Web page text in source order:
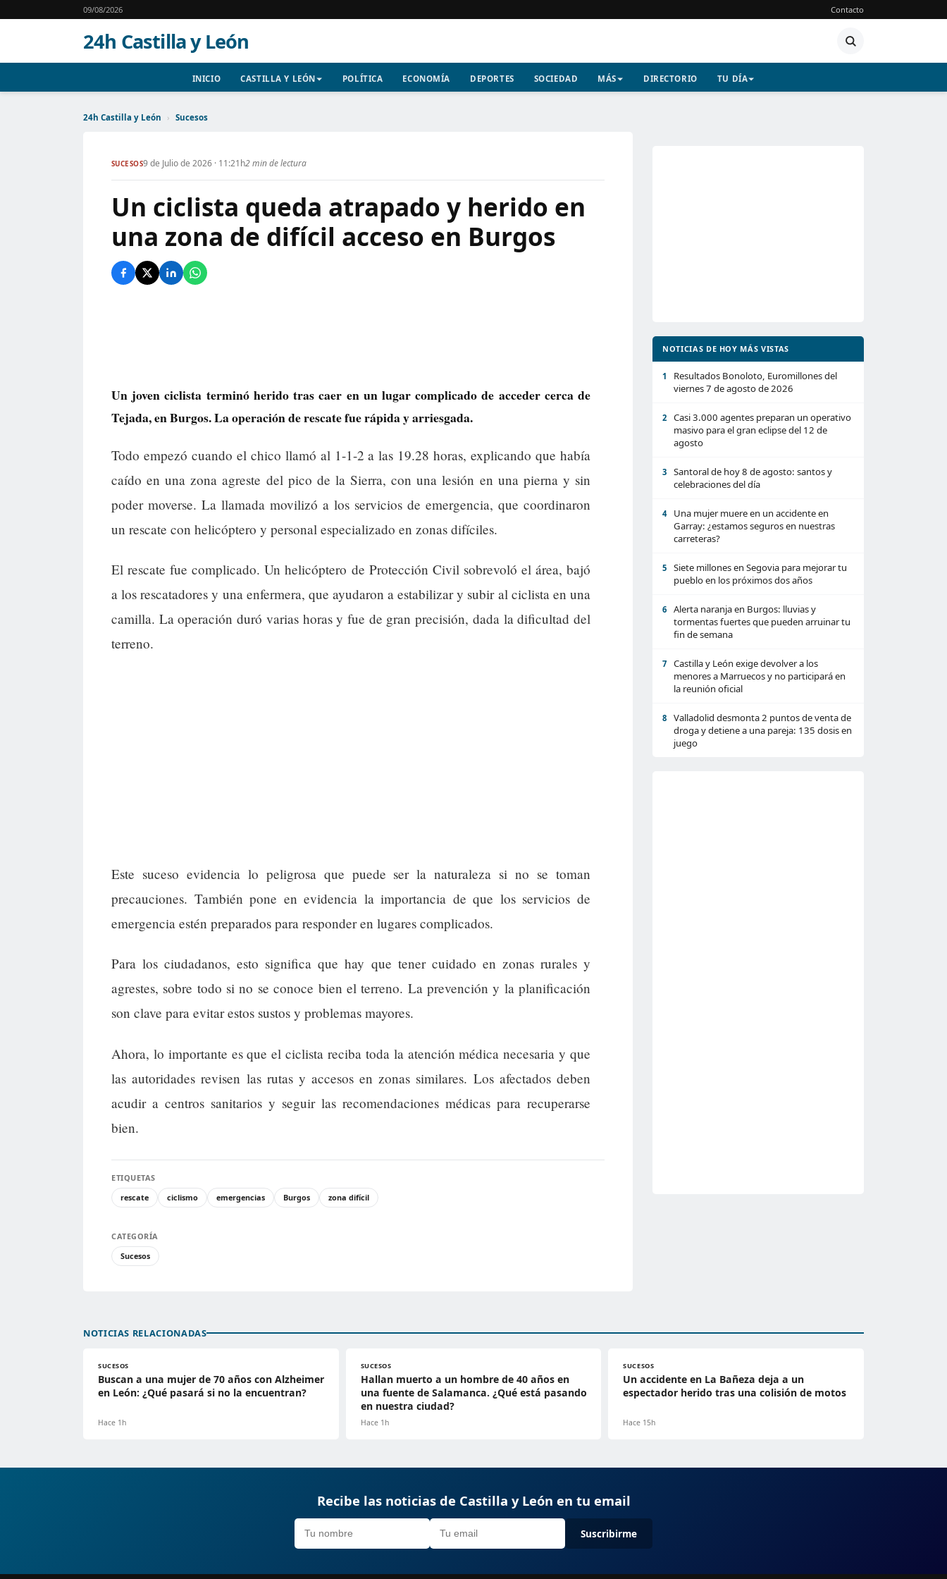
09/08/2026 Contacto
24h Castilla y León
INICIO CASTILLA Y LEÓN POLÍTICA ECONOMÍA DEPORTES SOCIEDAD MÁS DIRECTORIO TU DÍA
24h Castilla y León › Sucesos
SUCESOS9 de Julio de 2026 · 11:21h2 min de lectura
Un ciclista queda atrapado y herido en
una zona de difícil acceso en Burgos
Un joven ciclista terminó herido tras caer en un lugar complicado de acceder cerca de
Tejada, en Burgos. La operación de rescate fue rápida y arriesgada.
Todo empezó cuando el chico llamó al 1-1-2 a las 19.28 horas, explicando que había
caído en una zona agreste del pico de la Sierra, con una lesión en una pierna y sin
poder moverse. La llamada movilizó a los servicios de emergencia, que coordinaron
un rescate con helicóptero y personal especializado en zonas difíciles.
El rescate fue complicado. Un helicóptero de Protección Civil sobrevoló el área, bajó
a los rescatadores y una enfermera, que ayudaron a estabilizar y subir al ciclista en una
camilla. La operación duró varias horas y fue de gran precisión, dada la dificultad del
terreno.
Este suceso evidencia lo peligrosa que puede ser la naturaleza si no se toman
precauciones. También pone en evidencia la importancia de que los servicios de
emergencia estén preparados para responder en lugares complicados.
Para los ciudadanos, esto significa que hay que tener cuidado en zonas rurales y
agrestes, sobre todo si no se conoce bien el terreno. La prevención y la planificación
son clave para evitar estos sustos y problemas mayores.
Ahora, lo importante es que el ciclista reciba toda la atención médica necesaria y que
las autoridades revisen las rutas y accesos en zonas similares. Los afectados deben
acudir a centros sanitarios y seguir las recomendaciones médicas para recuperarse
bien.
ETIQUETAS
rescate
ciclismo emergencias Burgos zona difícil
CATEGORÍA
Sucesos
NOTICIAS DE HOY MÁS VISTAS
1
Resultados Bonoloto, Euromillones del
viernes 7 de agosto de 2026
2
Casi 3.000 agentes preparan un operativo
masivo para el gran eclipse del 12 de
agosto
3
Santoral de hoy 8 de agosto: santos y
celebraciones del día
4
Una mujer muere en un accidente en
Garray: ¿estamos seguros en nuestras
carreteras?
5
Siete millones en Segovia para mejorar tu
pueblo en los próximos dos años
6
Alerta naranja en Burgos: lluvias y
tormentas fuertes que pueden arruinar tu
fin de semana
7
Castilla y León exige devolver a los
menores a Marruecos y no participará en
la reunión oficial
8
Valladolid desmonta 2 puntos de venta de
droga y detiene a una pareja: 135 dosis en
juego
NOTICIAS RELACIONADAS
SUCESOS
Buscan a una mujer de 70 años con Alzheimer
en León: ¿Qué pasará si no la encuentran?
Hace 1h
SUCESOS
Hallan muerto a un hombre de 40 años en
una fuente de Salamanca. ¿Qué está pasando
en nuestra ciudad?
Hace 1h
SUCESOS
Un accidente en La Bañeza deja a un
espectador herido tras una colisión de motos
Hace 15h
Recibe las noticias de Castilla y León en tu email
Suscribirme